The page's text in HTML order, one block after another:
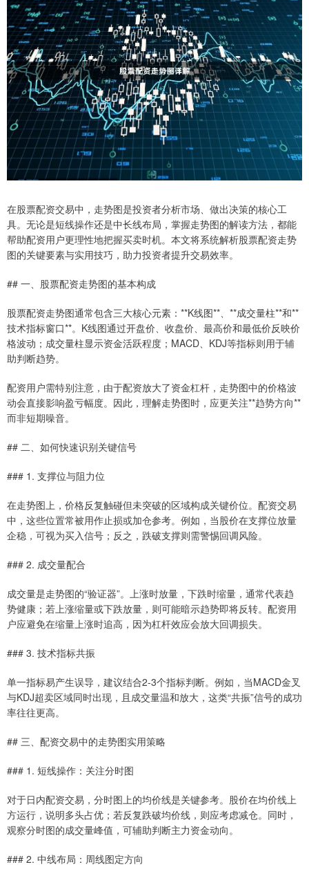
在股票配资交易中，走势图是投资者分析市场、做出决策的核心工
具。无论是短线操作还是中长线布局，掌握走势图的解读方法，都能
帮助配资用户更理性地把握买卖时机。本文将系统解析股票配资走势
图的关键要素与实用技巧，助力投资者提升交易效率。
## 一、股票配资走势图的基本构成
股票配资走势图通常包含三大核心元素：**K线图**、**成交量柱**和**
技术指标窗口**。K线图通过开盘价、收盘价、最高价和最低价反映价
格波动；成交量柱显示资金活跃程度；MACD、KDJ等指标则用于辅
助判断趋势。
配资用户需特别注意，由于配资放大了资金杠杆，走势图中的价格波
动会直接影响盈亏幅度。因此，理解走势图时，应更关注**趋势方向**
而非短期噪音。
## 二、如何快速识别关键信号
### 1. 支撑位与阻力位
在走势图上，价格反复触碰但未突破的区域构成关键价位。配资交易
中，这些位置常被用作止损或加仓参考。例如，当股价在支撑位放量
企稳，可视为买入信号；反之，跌破支撑则需警惕回调风险。
### 2. 成交量配合
成交量是走势图的“验证器”。上涨时放量，下跌时缩量，通常代表趋
势健康；若上涨缩量或下跌放量，则可能暗示趋势即将反转。配资用
户应避免在缩量上涨时追高，因为杠杆效应会放大回调损失。
### 3. 技术指标共振
单一指标易产生误导，建议结合2-3个指标判断。例如，当MACD金叉
与KDJ超卖区域同时出现，且成交量温和放大，这类“共振”信号的成功
率往往更高。
## 三、配资交易中的走势图实用策略
### 1. 短线操作：关注分时图
对于日内配资交易，分时图上的均价线是关键参考。股价在均价线上
方运行，说明多头占优；若反复跌破均价线，则应考虑减仓。同时，
观察分时图的成交量峰值，可辅助判断主力资金动向。
### 2. 中线布局：周线图定方向